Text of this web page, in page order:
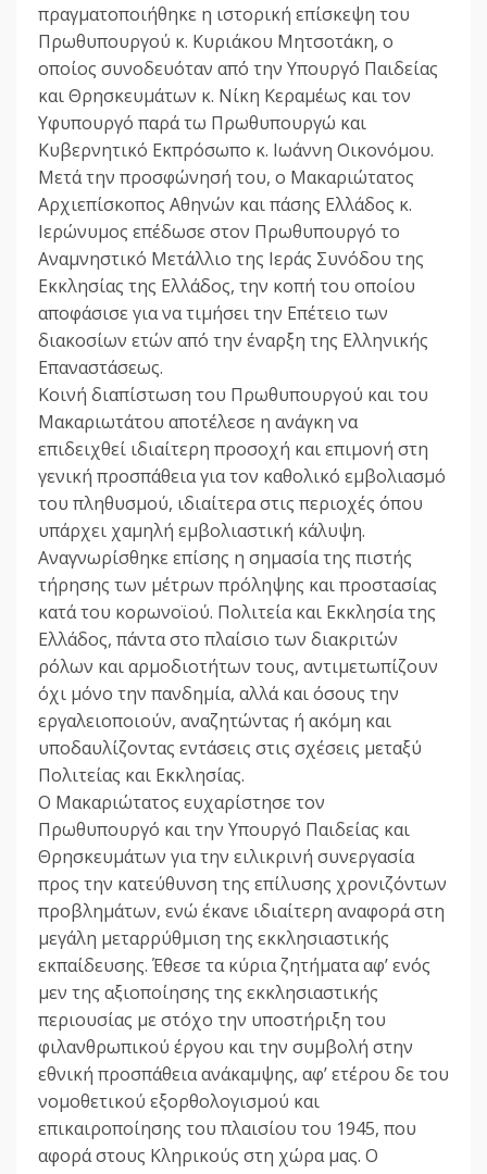
πραγματοποιήθηκε η ιστορική επίσκεψη του
Πρωθυπουργού κ. Κυριάκου Μητσοτάκη, ο
οποίος συνοδευόταν από την Υπουργό Παιδείας
και Θρησκευμάτων κ. Νίκη Κεραμέως και τον
Υφυπουργό παρά τω Πρωθυπουργώ και
Κυβερνητικό Εκπρόσωπο κ. Ιωάννη Οικονόμου.
Μετά την προσφώνησή του, ο Μακαριώτατος
Αρχιεπίσκοπος Αθηνών και πάσης Ελλάδος κ.
Ιερώνυμος επέδωσε στον Πρωθυπουργό το
Αναμνηστικό Μετάλλιο της Ιεράς Συνόδου της
Εκκλησίας της Ελλάδος, την κοπή του οποίου
αποφάσισε για να τιμήσει την Επέτειο των
διακοσίων ετών από την έναρξη της Ελληνικής
Επαναστάσεως.
Κοινή διαπίστωση του Πρωθυπουργού και του
Μακαριωτάτου αποτέλεσε η ανάγκη να
επιδειχθεί ιδιαίτερη προσοχή και επιμονή στη
γενική προσπάθεια για τον καθολικό εμβολιασμό
του πληθυσμού, ιδιαίτερα στις περιοχές όπου
υπάρχει χαμηλή εμβολιαστική κάλυψη.
Αναγνωρίσθηκε επίσης η σημασία της πιστής
τήρησης των μέτρων πρόληψης και προστασίας
κατά του κορωνοϊού. Πολιτεία και Εκκλησία της
Ελλάδος, πάντα στο πλαίσιο των διακριτών
ρόλων και αρμοδιοτήτων τους, αντιμετωπίζουν
όχι μόνο την πανδημία, αλλά και όσους την
εργαλειοποιούν, αναζητώντας ή ακόμη και
υποδαυλίζοντας εντάσεις στις σχέσεις μεταξύ
Πολιτείας και Εκκλησίας.
Ο Μακαριώτατος ευχαρίστησε τον
Πρωθυπουργό και την Υπουργό Παιδείας και
Θρησκευμάτων για την ειλικρινή συνεργασία
προς την κατεύθυνση της επίλυσης χρονιζόντων
προβλημάτων, ενώ έκανε ιδιαίτερη αναφορά στη
μεγάλη μεταρρύθμιση της εκκλησιαστικής
εκπαίδευσης. Έθεσε τα κύρια ζητήματα αφ’ ενός
μεν της αξιοποίησης της εκκλησιαστικής
περιουσίας με στόχο την υποστήριξη του
φιλανθρωπικού έργου και την συμβολή στην
εθνική προσπάθεια ανάκαμψης, αφ’ ετέρου δε του
νομοθετικού εξορθολογισμού και
επικαιροποίησης του πλαισίου του 1945, που
αφορά στους Κληρικούς στη χώρα μας. Ο